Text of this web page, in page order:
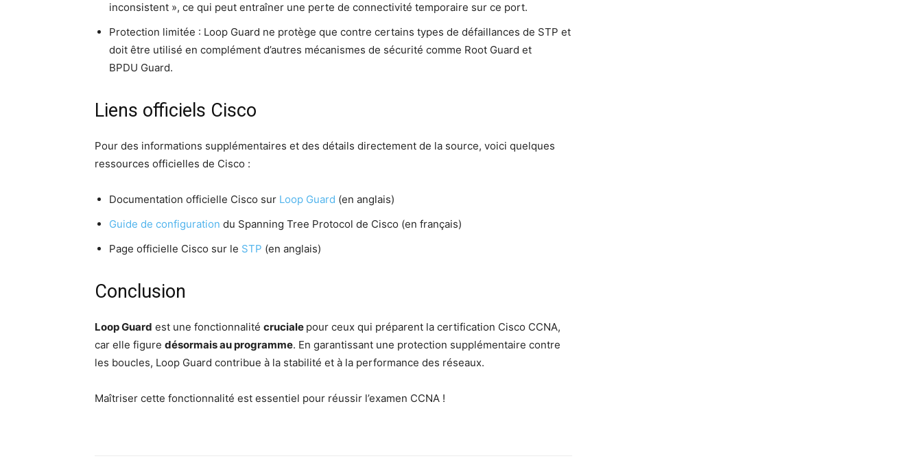
incon­sistent », ce qui peut entraî­ner une perte de connec­ti­vi­té tem­po­raire sur ce port.
Pro­tec­tion limi­tée : Loop Guard ne pro­tège que contre cer­tains types de défaillances de STP et
doit être uti­li­sé en com­plé­ment d’autres méca­nismes de sécu­ri­té comme Root Guard et
BPDU Guard.
Liens officiels Cisco
Pour des infor­ma­tions sup­plé­men­taires et des détails direc­te­ment de la source, voi­ci quelques
res­sources offi­cielles de Cisco :
Docu­men­ta­tion offi­cielle Cis­co sur Loop Guard (en anglais)
Guide de confi­gu­ra­tion du Span­ning Tree Pro­to­col de Cis­co (en français)
Page offi­cielle Cis­co sur le STP (en anglais)
Conclusion
Loop Guard est une fonc­tion­na­li­té cru­ciale pour ceux qui pré­parent la cer­ti­fi­ca­tion Cis­co CCNA,
car elle figure désor­mais au pro­gramme. En garan­tis­sant une pro­tec­tion sup­plé­men­taire contre
les boucles, Loop Guard contri­bue à la sta­bi­li­té et à la per­for­mance des réseaux.
Maî­tri­ser cette fonc­tion­na­li­té est essen­tiel pour réus­sir l’exa­men CCNA !